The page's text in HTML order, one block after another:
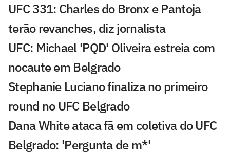
UFC 331: Charles do Bronx e Pantoja
terão revanches, diz jornalista
UFC: Michael 'PQD' Oliveira estreia com
nocaute em Belgrado
Stephanie Luciano finaliza no primeiro
round no UFC Belgrado
Dana White ataca fã em coletiva do UFC
Belgrado: 'Pergunta de m*'